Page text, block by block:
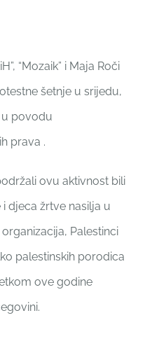
“Mozaik” i Maja Roči
šetnje u srijedu,
u povodu
prava .
ovu aktivnost bili
djeca žrtve nasilja u
Palestinci
palestinskih porodica
ove godine